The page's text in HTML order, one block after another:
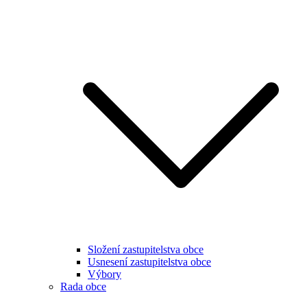
Složení zastupitelstva obce
Usnesení zastupitelstva obce
Výbory
Rada obce